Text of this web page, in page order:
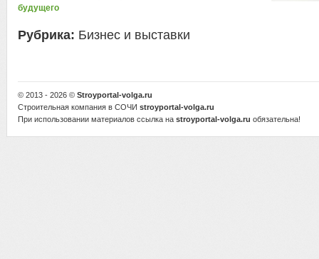
будущего
Рубрика: Бизнес и выставки
© 2013 - 2026 © Stroyportal-volga.ru
Строительная компания в СОЧИ stroyportal-volga.ru
При использовании материалов ссылка на stroyportal-volga.ru обязательна!